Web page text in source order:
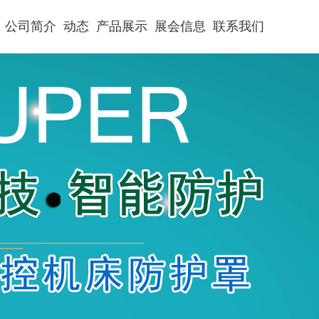
公司简介 动态 产品展示 展会信息 联系我们